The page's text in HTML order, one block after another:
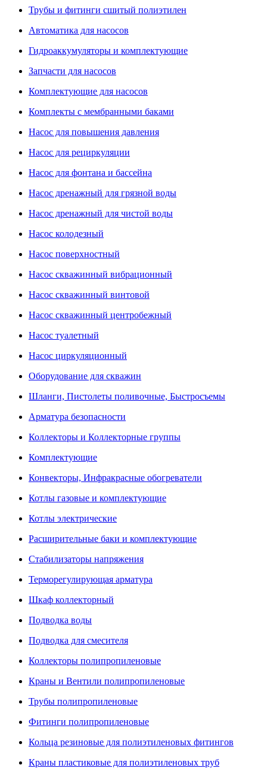
Трубы и фитинги сшитый полиэтилен
Автоматика для насосов
Гидроаккумуляторы и комплектующие
Запчасти для насосов
Комплектующие для насосов
Комплекты с мембранными баками
Насос для повышения давления
Насос для рециркуляции
Насос для фонтана и бассейна
Насос дренажный для грязной воды
Насос дренажный для чистой воды
Насос колодезный
Насос поверхностный
Насос скважинный вибрационный
Насос скважинный винтовой
Насос скважинный центробежный
Насос туалетный
Насос циркуляционный
Оборудование для скважин
Шланги, Пистолеты поливочные, Быстросъемы
Арматура безопасности
Коллекторы и Коллекторные группы
Комплектующие
Конвекторы, Инфракрасные обогреватели
Котлы газовые и комплектующие
Котлы электрические
Расширительные баки и комплектующие
Стабилизаторы напряжения
Терморегулирующая арматура
Шкаф коллекторный
Подводка воды
Подводка для смесителя
Коллекторы полипропиленовые
Краны и Вентили полипропиленовые
Трубы полипропиленовые
Фитинги полипропиленовые
Кольца резиновые для полиэтиленовых фитингов
Краны пластиковые для полиэтиленовых труб